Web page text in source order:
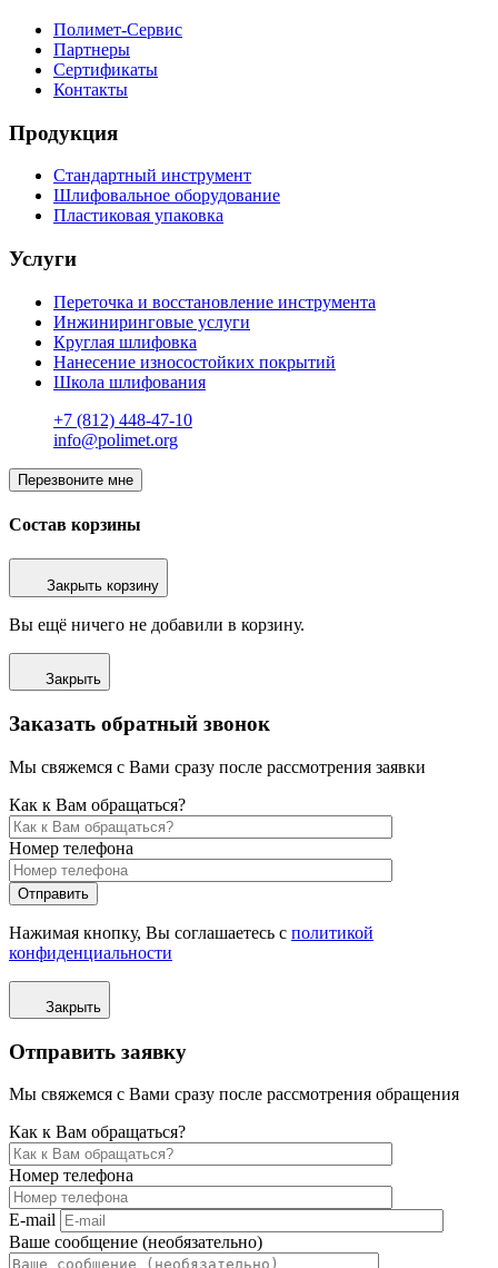
Полимет-Сервис
Партнеры
Сертификаты
Контакты
Продукция
Стандартный инструмент
Шлифовальное оборудование
Пластиковая упаковка
Услуги
Переточка и восстановление инструмента
Инжиниринговые услуги
Круглая шлифовка
Нанесение износостойких покрытий
Школа шлифования
+7 (812) 448-47-10
info@polimet.org
Перезвоните мне
Состав корзины
Закрыть корзину
Вы ещё ничего не добавили в корзину.
Закрыть
Заказать обратный звонок
Мы свяжемся с Вами сразу после рассмотрения заявки
Как к Вам обращаться?
Номер телефона
Отправить
Нажимая кнопку, Вы соглашаетесь с политикой
конфиденциальности
Закрыть
Отправить заявку
Мы свяжемся с Вами сразу после рассмотрения обращения
Как к Вам обращаться?
Номер телефона
E-mail
Ваше сообщение (необязательно)